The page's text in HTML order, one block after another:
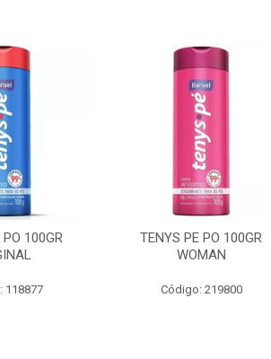
100GR
TENYS PE PO 100GR
WOMAN
Código: 219800